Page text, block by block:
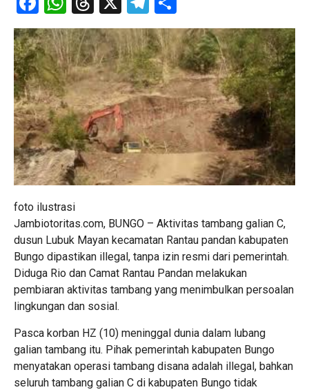
foto ilustrasi
Jambiotoritas.com, BUNGO – Aktivitas tambang galian C,
dusun Lubuk Mayan kecamatan Rantau pandan kabupaten
Bungo dipastikan illegal, tanpa izin resmi dari pemerintah.
Diduga Rio dan Camat Rantau Pandan melakukan
pembiaran aktivitas tambang yang menimbulkan persoalan
lingkungan dan sosial.
Pasca korban HZ (10) meninggal dunia dalam lubang
galian tambang itu. Pihak pemerintah kabupaten Bungo
menyatakan operasi tambang disana adalah illegal, bahkan
seluruh tambang galian C di kabupaten Bungo tidak